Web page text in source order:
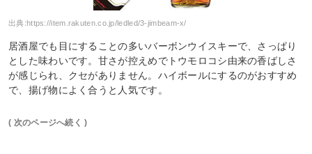
出典:https://item.rakuten.co.jp/ledled/3-jimbeam-x/
居酒屋でも目にすることの多いバーボンウイスキーで、さっぱり
とした味わいです。甘さが控えめでトウモロコシ由来の香ばしさ
が感じられ、クセがありません。ハイボールにするのがおすすめ
で、揚げ物によく合うと人気です。
( 次のページへ続く )